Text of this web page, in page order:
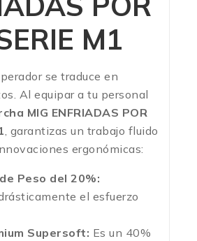
M1
se traduce en
Al equipar a tu personal
MIG ENFRIADAS POR
, garantizas un trabajo fluido
ergonómicas:
Peso del 20%:
el esfuerzo
Supersoft: Es un 40%